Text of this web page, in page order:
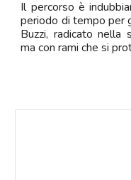
Il percorso è
periodo di tempo per
Buzzi, radicato nella
ma con rami che si